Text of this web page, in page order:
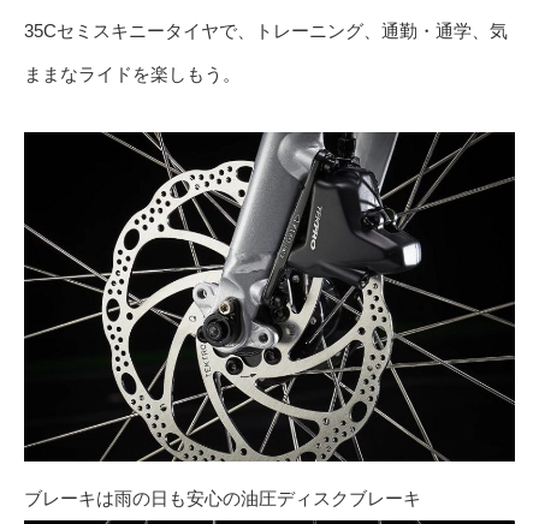
35Cセミスキニータイヤで、トレーニング、通勤・通学、気
ままなライドを楽しもう。
ブレーキは雨の日も安心の油圧ディスクブレーキ